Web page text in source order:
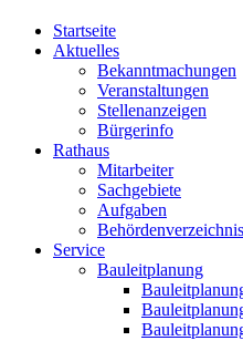
Startseite
Aktuelles
Bekanntmachungen
Veranstaltungen
Stellenanzeigen
Bürgerinfo
Rathaus
Mitarbeiter
Sachgebiete
Aufgaben
Behördenverzeichnis
Service
Bauleitplanung